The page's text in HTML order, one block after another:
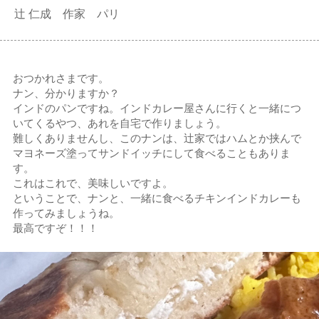
辻 仁成 作家 パリ
おつかれさまです。
ナン、分かりますか？
インドのパンですね。インドカレー屋さんに行くと一緒につ
いてくるやつ、あれを自宅で作りましょう。
難しくありませんし、このナンは、辻家ではハムとか挟んで
マヨネーズ塗ってサンドイッチにして食べることもありま
す。
これはこれで、美味しいですよ。
ということで、ナンと、一緒に食べるチキンインドカレーも
作ってみましょうね。
最高ですぞ！！！